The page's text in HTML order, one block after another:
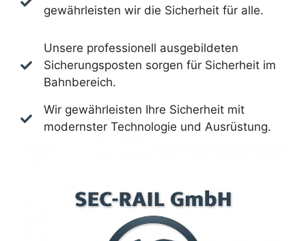
gewährleisten wir die Sicherheit für alle.
Unsere professionell ausgebildeten
Sicherungsposten sorgen für Sicherheit im
Bahnbereich.
Wir gewährleisten Ihre Sicherheit mit
modernster Technologie und Ausrüstung.